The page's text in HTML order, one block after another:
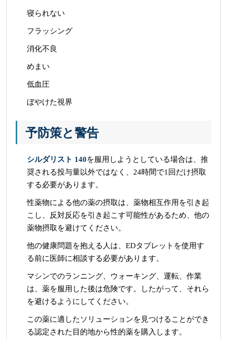
寝られない
フラッシング
消化不良
めまい
低血圧
ぼやけた視界
予防策と警告
シルダリスト 140を服用しようとしている場合は、推
奨される投与量以外ではなく、24時間で1回だけ摂取
する必要があります。
性薬物による他の薬の摂取は、薬物相互作用を引き起
こし、反対反応を引き起こす可能性があるため、他の
薬物摂取を避けてください。
他の健康問題を抱える人は、EDタブレットを使用す
る前に医師に相談する必要があります。
マシンでのランニング、ウォーキング、運転、作業
は、薬を服用した後は危険です。したがって、それら
を避けるようにしてください。
この薬に適したソリューションを見つけることができ
る認定された目的地から性的薬を購入します。